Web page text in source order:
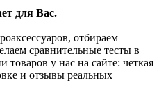
для Вас.
отбираем
сравнительные тесты в
у нас на сайте: четкая
и отзывы реальных